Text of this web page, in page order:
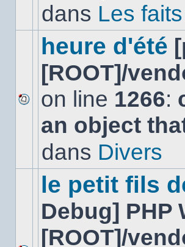
dans
sujet.
dans Les faits
Aucun
nouveau
message
sujet.
heure d'été
[ROOT]/
on line 1266:
an object
dans Divers
le petit fils
Debug] PHP
[ROOT]/